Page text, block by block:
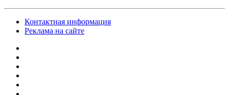
Контактная информация
Реклама на сайте